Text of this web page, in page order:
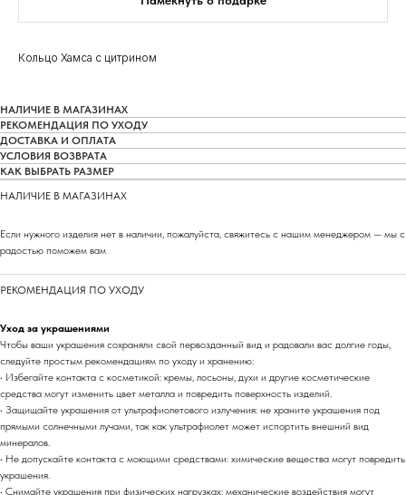
Кольцо Хамса с цитрином
НАЛИЧИЕ В МАГАЗИНАХ
РЕКОМЕНДАЦИЯ ПО УХОДУ
ДОСТАВКА И ОПЛАТА
УСЛОВИЯ ВОЗВРАТА
КАК ВЫБРАТЬ РАЗМЕР
НАЛИЧИЕ В МАГАЗИНАХ
Если нужного изделия нет в наличии, пожалуйста, свяжитесь с нашим менеджером — мы с
радостью поможем вам
РЕКОМЕНДАЦИЯ ПО УХОДУ
Уход за украшениями
Чтобы ваши украшения сохраняли свой первозданный вид и радовали вас долгие годы,
следуйте простым рекомендациям по уходу и хранению:
• Избегайте контакта с косметикой: кремы, лосьоны, духи и другие косметические
средства могут изменить цвет металла и повредить поверхность изделий.
• Защищайте украшения от ультрафиолетового излучения: не храните украшения под
прямыми солнечными лучами, так как ультрафиолет может испортить внешний вид
минералов.
• Не допускайте контакта с моющими средствами: химические вещества могут повредить
украшения.
• Снимайте украшения при физических нагрузках: механические воздействия могут